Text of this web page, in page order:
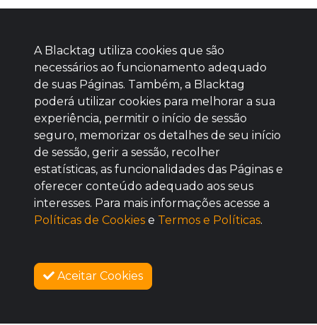
Baixe agora nosso app
SOBRE NÓS
A Blacktag utiliza cookies que são
necessários ao funcionamento adequado
de suas Páginas. Também, a Blacktag
poderá utilizar cookies para melhorar a sua
experiência, permitir o início de sessão
seguro, memorizar os detalhes de seu início
de sessão, gerir a sessão, recolher
estatísticas, as funcionalidades das Páginas e
oferecer conteúdo adequado aos seus
interesses. Para mais informações acesse a
Políticas de Cookies e Termos e Políticas.
Aceitar Cookies